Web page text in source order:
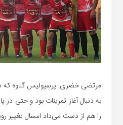
مرتضی خضری: پرسپولیس گناوه که
به دنبال آغاز تمرینات بود و حتی
را هم از دست می‌داد امسال تغییر